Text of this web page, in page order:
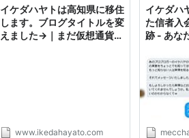
イケダハヤトは高知県に移住
します。ブログタイトルを変
えました→｜まだ仮想通貨持
www.ikedahayato.com
イケダハ
た信者入
跡 - あな